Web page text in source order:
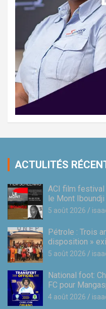
ACTULITÉS
ACI film festival
le Mont Iboundji
5 août 2026
Pétrole : Trois
disposition »
5 août 2026
National foot:
FC pour
4 août 2026